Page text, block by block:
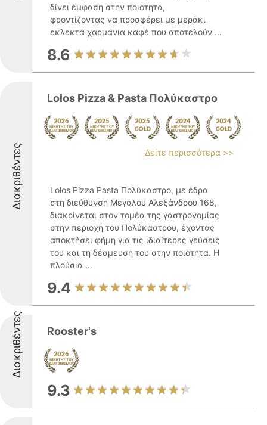
δίνει έμφαση στην ποιότητα,
φροντίζοντας να προσφέρει με μεράκι
εκλεκτά χαρμάνια καφέ που αποτελούν ...
8.6
Διακριθέντες
Lolos Pizza & Pasta Πολύκαστρο
Δείτε περισσότερα >>
Lolos Pizza Pasta Πολύκαστρο, με έδρα
στη διεύθυνση Μεγάλου Αλεξάνδρου 168,
διακρίνεται στον τομέα της γαστρονομίας
στην περιοχή του Πολύκαστρου, έχοντας
αποκτήσει φήμη για τις ιδιαίτερες γεύσεις
του και τη δέσμευσή του στην ποιότητα. Η
πλούσια ...
9.4
Διακριθέντες Rooster's
9.3